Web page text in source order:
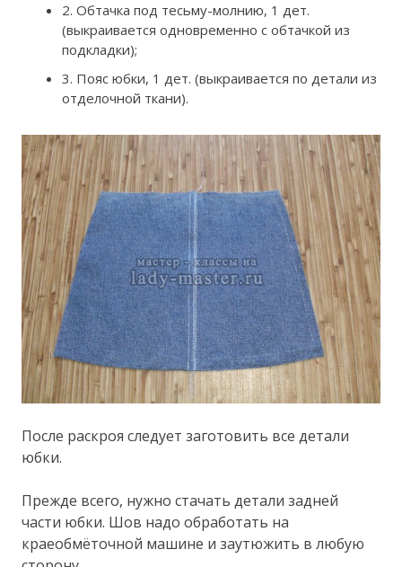
2. Обтачка под тесьму-молнию, 1 дет.
(выкраивается одновременно с обтачкой из
подкладки);
3. Пояс юбки, 1 дет. (выкраивается по детали из
отделочной ткани).
После раскроя следует заготовить все детали
юбки.
Прежде всего, нужно стачать детали задней
части юбки. Шов надо обработать на
краеобмёточной машине и заутюжить в любую